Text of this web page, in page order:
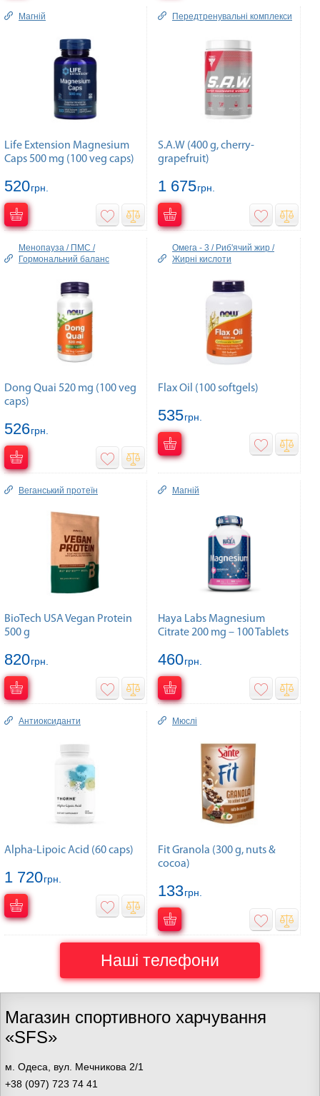
Магній
Life Extension Magnesium
Caps 500 mg (100 veg caps)
520грн.
Передтренувальні комплекси
S.A.W (400 g, cherry-
grapefruit)
1 675грн.
Менопауза / ПМС /
Гормональний баланс
Dong Quai 520 mg (100 veg
caps)
526грн.
Омега - 3 / Риб'ячий жир /
Жирні кислоти
Flax Oil (100 softgels)
535грн.
Веганський протеїн
BioTech USA Vegan Protein
500 g
820грн.
Магній
Haya Labs Magnesium
Citrate 200 mg – 100 Tablets
460грн.
Антиоксиданти
Alpha-Lipoic Acid (60 caps)
1 720грн.
Мюслі
Fit Granola (300 g, nuts &
cocoa)
133грн.
Наші телефони
Магазин спортивного харчування
«SFS»
м. Одеса, вул. Мечникова 2/1
+38 (097) 723 74 41